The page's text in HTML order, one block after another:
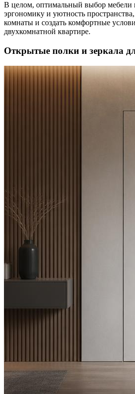
В целом, оптимальный выбор мебели
эргономику и уютность пространства,
комнаты и создать комфортные
двухкомнатной квартире.
Открытые полки и зеркала